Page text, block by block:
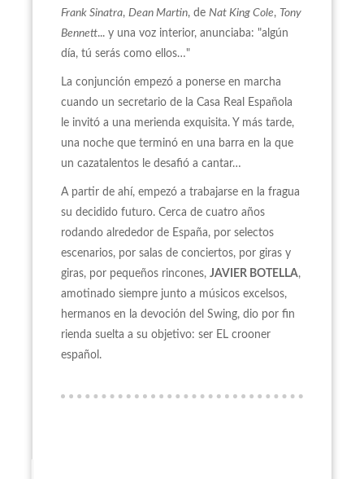
Frank Sinatra, Dean Martin, de Nat King Cole, Tony
Bennett... y una voz interior, anunciaba: "algún
día, tú serás como ellos…"
La conjunción empezó a ponerse en marcha
cuando un secretario de la Casa Real Española
le invitó a una merienda exquisita. Y más tarde,
una noche que terminó en una barra en la que
un cazatalentos le desafió a cantar…
A partir de ahí, empezó a trabajarse en la fragua
su decidido futuro. Cerca de cuatro años
rodando alrededor de España, por selectos
escenarios, por salas de conciertos, por giras y
giras, por pequeños rincones, JAVIER BOTELLA,
amotinado siempre junto a músicos excelsos,
hermanos en la devoción del Swing, dio por fin
rienda suelta a su objetivo: ser EL crooner
español.